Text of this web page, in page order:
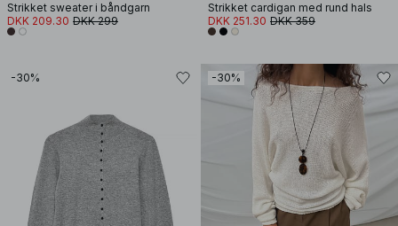
Strikket sweater i båndgarn
DKK 209.30 DKK 299
Strikket cardigan med rund hals
DKK 251.30 DKK 359
-30% -30%